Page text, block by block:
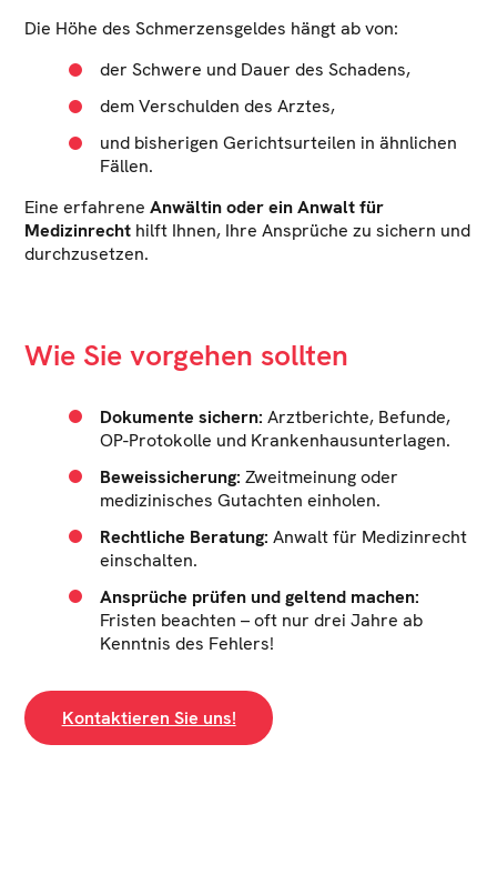
Die Höhe des Schmerzensgeldes hängt ab von:
der Schwere und Dauer des Schadens,
dem Verschulden des Arztes,
und bisherigen Gerichtsurteilen in ähnlichen
Fällen.
Eine erfahreneAnwältin oder ein Anwalt für
Medizinrecht hilft Ihnen, Ihre Ansprüche zu sichern und
durchzusetzen.
Wie Sie vorgehen sollten
Dokumente sichern: Arztberichte, Befunde,
OP-Protokolle und Krankenhausunterlagen.
Beweissicherung: Zweitmeinung oder
medizinisches Gutachten einholen.
Rechtliche Beratung: Anwalt für Medizinrecht
einschalten.
Ansprüche prüfen und geltend machen:
Fristen beachten – oft nur drei Jahre ab
Kenntnis des Fehlers!
Kontaktieren Sie uns!